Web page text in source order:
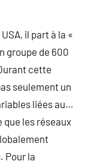
il part à la «
groupe de 600
cette
seulement un
liées au…
que les réseaux
Pour la